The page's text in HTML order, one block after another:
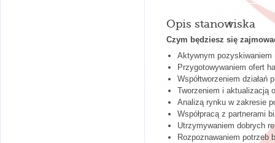
Opis stanowiska
Czym będziesz się
Aktywnym
Przygotowywaniem ofert
Współtworzeniem działań
Tworzeniem i aktualizacją
Analizą rynku w zakresie
Współpracą z partnerami
Utrzymywaniem dobrych
Rozpoznawaniem potrzeb